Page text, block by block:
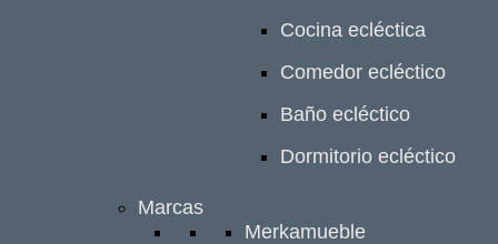
Cocina ecléctica
Comedor ecléctico
Baño ecléctico
Dormitorio ecléctico
Marcas
Merkamueble